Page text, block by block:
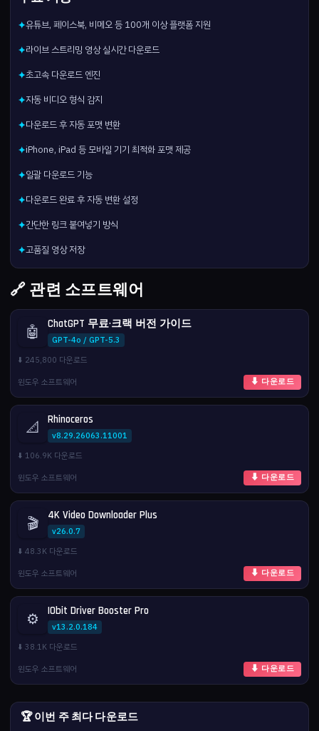
✦유튜브, 페이스북, 비메오 등 100개 이상 플랫폼 지원
✦라이브 스트리밍 영상 실시간 다운로드
✦초고속 다운로드 엔진
✦자동 비디오 형식 감지
✦다운로드 후 자동 포맷 변환
✦iPhone, iPad 등 모바일 기기 최적화 포맷 제공
✦일괄 다운로드 기능
✦다운로드 완료 후 자동 변환 설정
✦간단한 링크 붙여넣기 방식
✦고품질 영상 저장
🔗 관련 소프트웨어
🤖 ChatGPT 무료·크랙 버전 가이드
GPT-4o / GPT-5.3
⬇️ 245,800 다운로드
윈도우 소프트웨어
⬇ 다운로드
📐 Rhinoceros
v8.29.26063.11001
⬇️ 106.9K 다운로드
윈도우 소프트웨어
⬇ 다운로드
🎬 4K Video Downloader Plus
v26.0.7
⬇️ 48.3K 다운로드
윈도우 소프트웨어
⬇ 다운로드
⚙️ IObit Driver Booster Pro
v13.2.0.184
⬇️ 38.1K 다운로드
윈도우 소프트웨어
⬇ 다운로드
🏆 이번 주 최다 다운로드